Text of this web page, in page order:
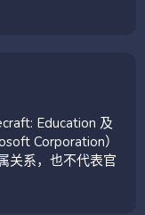
Education 及
Corporation）
关系，也不代表官